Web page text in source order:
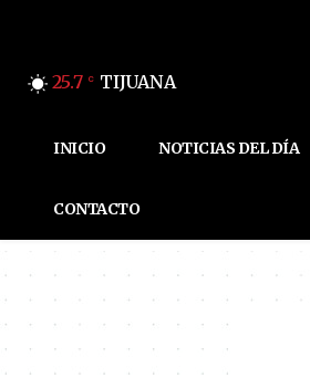
25.7 C TIJUANA
INICIO NOTICIAS DEL DÍA
CONTACTO